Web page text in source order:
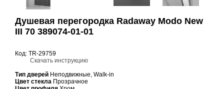
Душевая перегородка Radaway Modo New
III 70 389074-01-01
Код: TR-29759
Скачать инструкцию
Тип дверей Неподвижные, Walk-in
Цвет стекла Прозрачное